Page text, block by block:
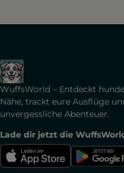
WuffsWorld – Entdeckt
Nähe, trackt eure Ausflüge
unvergessliche Abenteuer.
Lade dir jetzt die